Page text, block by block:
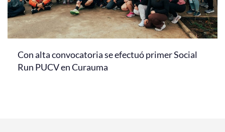
Con alta convocatoria se efectuó primer Social
Run PUCV en Curauma